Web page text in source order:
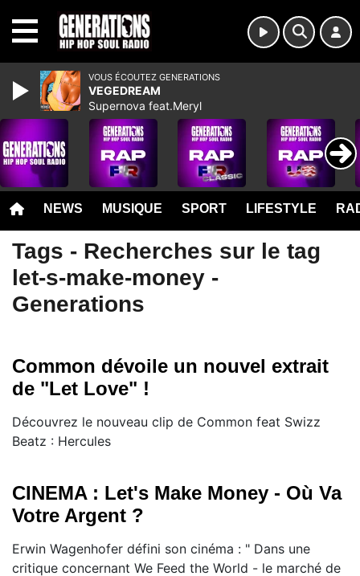
NEWS MUSIQUE SPORT LIFESTYLE
Tags - Recherches sur le tag
let-s-make-money -
Generations
Common dévoile un nouvel extrait
de "Let Love" !
Découvrez le nouveau clip de Common feat Swizz
Beatz : Hercules
CINEMA : Let's Make Money - Où Va
Votre Argent ?
Erwin Wagenhofer défini son cinéma : " Dans une
critique concernant We Feed the World - le marché de
VOUS ÉCOUTEZ GENERATIONS
VEGEDREAM
Supernova feat.Meryl